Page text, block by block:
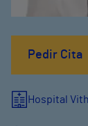
Pedir Cita
Hospital